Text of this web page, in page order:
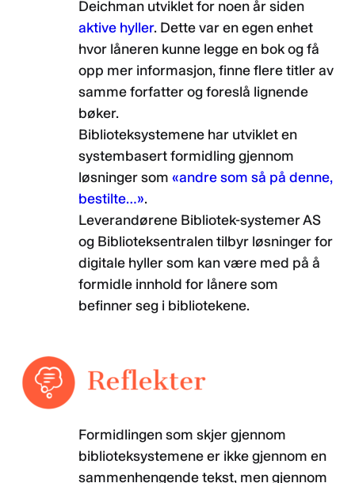
Deichman utviklet for noen år siden
aktive hyller. Dette var en egen enhet
hvor låneren kunne legge en bok og få
opp mer informasjon, finne flere titler av
samme forfatter og foreslå lignende
bøker.
Biblioteksystemene har utviklet en
systembasert formidling gjennom
løsninger som «andre som så på denne,
bestilte…».
Leverandørene Bibliotek-systemer AS
og Biblioteksentralen tilbyr løsninger for
digitale hyller som kan være med på å
formidle innhold for lånere som
befinner seg i bibliotekene.
Formidlingen som skjer gjennom
biblioteksystemene er ikke gjennom en
sammenhengende tekst, men gjennom